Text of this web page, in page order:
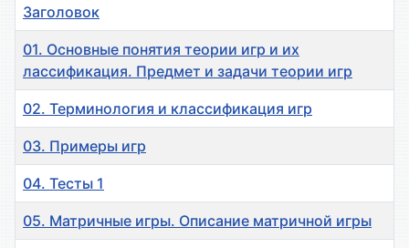
Заголовок
01. Основные понятия теории игр и их
лассификация. Предмет и задачи теории игр
02. Терминология и классификация игр
03. Примеры игр
04. Тесты 1
05. Матричные игры. Описание матричной игры